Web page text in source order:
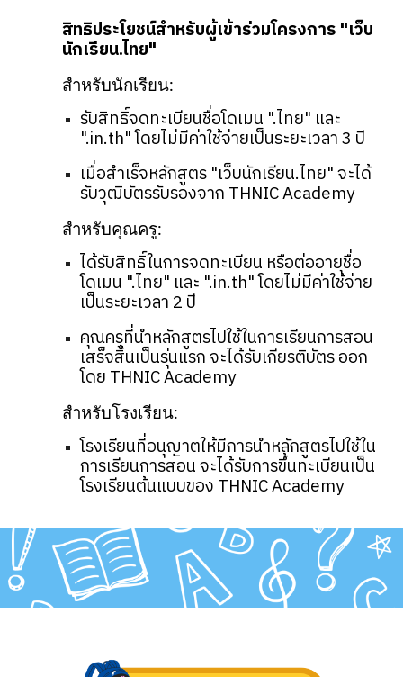
สิทธิประโยชน์สำหรับผู้เข้าร่วมโครงการ "เว็บ
นักเรียน.ไทย"
สำหรับนักเรียน:
รับสิทธิ์จดทะเบียนชื่อโดเมน ".ไทย" และ
".in.th" โดยไม่มีค่าใช้จ่ายเป็นระยะเวลา 3 ปี
เมื่อสำเร็จหลักสูตร "เว็บนักเรียน.ไทย" จะได้
รับวุฒิบัตรรับรองจาก THNIC Academy
สำหรับคุณครู:
ได้รับสิทธิ์ในการจดทะเบียน หรือต่ออายุชื่อ
โดเมน ".ไทย" และ ".in.th" โดยไม่มีค่าใช้จ่าย
เป็นระยะเวลา 2 ปี
คุณครูที่นำหลักสูตรไปใช้ในการเรียนการสอน
เสร็จสิ้นเป็นรุ่นแรก จะได้รับเกียรติบัตร ออก
โดย THNIC Academy
สำหรับโรงเรียน:
โรงเรียนที่อนุญาตให้มีการนำหลักสูตรไปใช้ใน
การเรียนการสอน จะได้รับการขึ้นทะเบียนเป็น
โรงเรียนต้นแบบของ THNIC Academy